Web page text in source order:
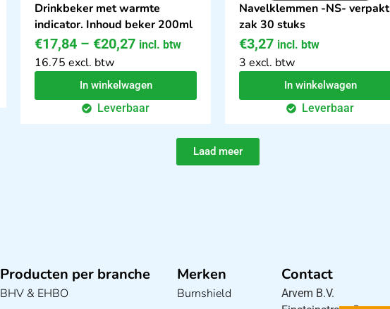
Drinkbeker met warmte
indicator. Inhoud beker 200ml
€17,84 – €20,27 incl. btw
16.75 excl. btw
In winkelwagen
Leverbaar
Navelklemmen -NS- verpakt
zak 30 stuks
€3,27 incl. btw
3 excl. btw
In winkelwagen
Leverbaar
Laad meer
Producten per branche
BHV & EHBO
Merken
Burnshield
Contact
Arvem B.V.